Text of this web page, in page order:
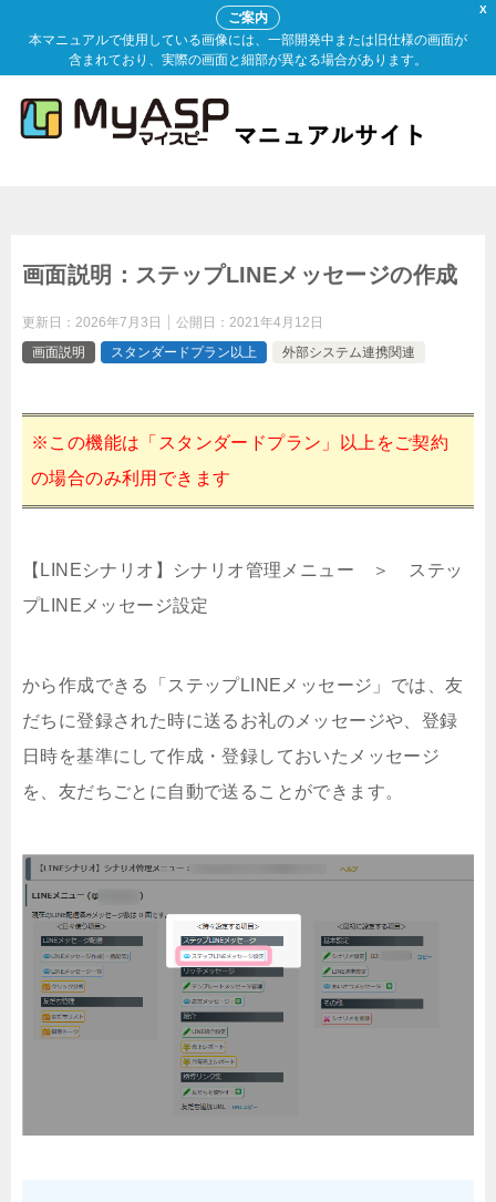
X
ご案内
本マニュアルで使用している画像には、一部開発中または旧仕様の画面が
含まれており、実際の画面と細部が異なる場合があります。
画面説明：ステップLINEメッセージの作成
更新日： 2026年7月3日 公開日： 2021年4月12日
画面説明
スタンダードプラン以上 外部システム連携関連
※この機能は「スタンダードプラン」以上をご契約
の場合のみ利用できます
【LINEシナリオ】シナリオ管理メニュー ＞ ステッ
プLINEメッセージ設定
から作成できる「ステップLINEメッセージ」では、友
だちに登録された時に送るお礼のメッセージや、登録
日時を基準にして作成・登録しておいたメッセージ
を、友だちごとに自動で送ることができます。